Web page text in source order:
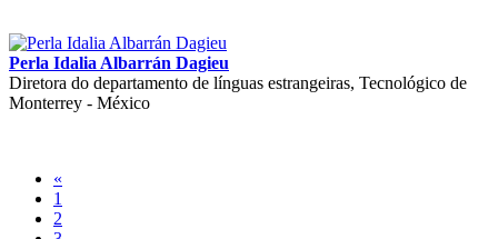
Perla Idalia Albarrán Dagieu
Diretora do departamento de línguas estrangeiras, Tecnológico de
Monterrey - México
«
1
2